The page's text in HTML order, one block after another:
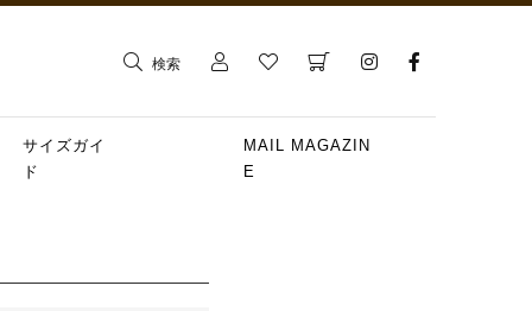
検索
サイズガイ
ド
MAIL MAGAZIN
E